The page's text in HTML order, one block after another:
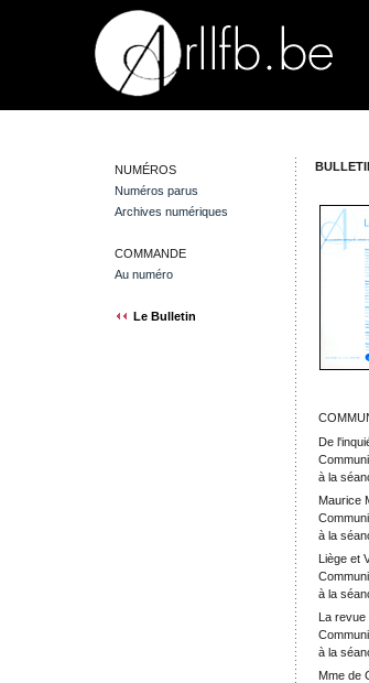
NUMÉROS
Numéros parus
Archives numériques
COMMANDE
Au numéro
Le Bulletin
De
à la
Maurice
à la
Liège et
à la
La revue
à la
Mme de